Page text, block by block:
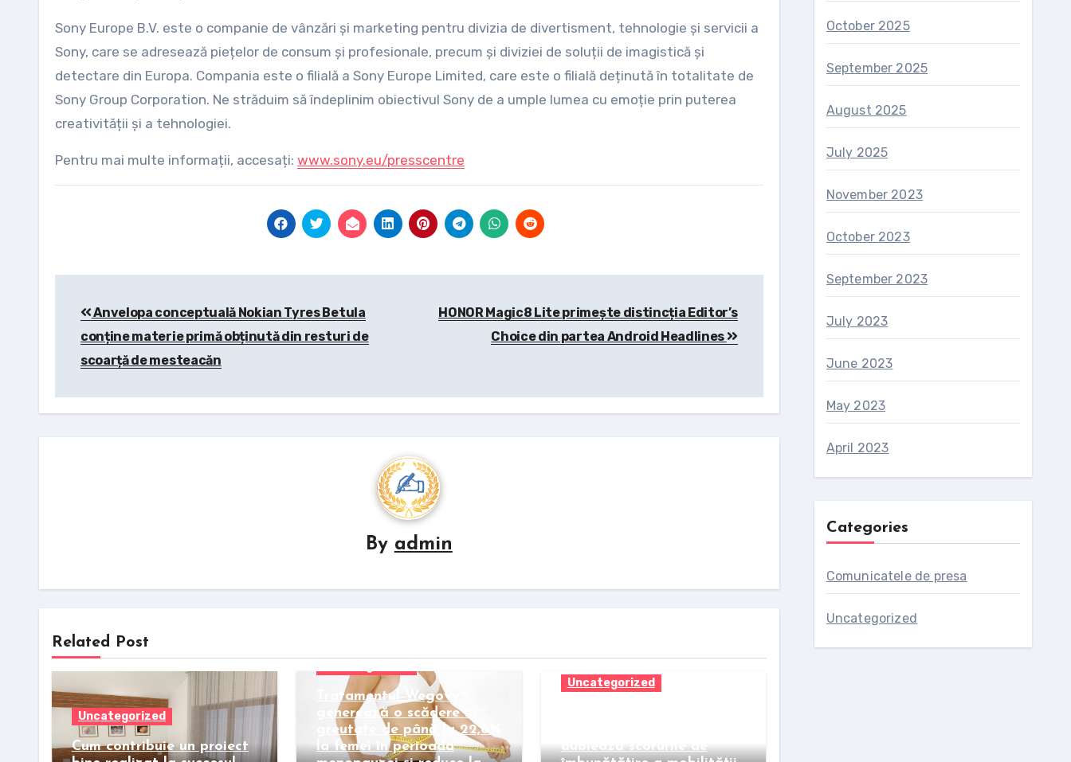
Sony Europe B.V. este o companie de vânzări și marketing pentru divizia de divertisment, tehnologie și servicii a
Sony, care se adresează piețelor de consum și profesionale, precum și diviziei de soluții de imagistică și
detectare din Europa. Compania este o filială a Sony Europe Limited, care este o filială deținută în totalitate de
Sony Group Corporation. Ne străduim să îndeplinim obiectivul Sony de a umple lumea cu emoție prin puterea
creativității și a tehnologiei.
Pentru mai multe informații, accesați: www.sony.eu/presscentre
navigation
Anvelopa conceptuală Nokian Tyres Betula
conține materie primă obținută din resturi de
scoarță de mesteacăn
HONOR Magic8 Lite primește distincția Editor’s
Choice din partea Android Headlines
By admin
Related Post
Uncategorized
Cum contribuie un proiect
Tratamentul Wegovy®
generează o scădere în
greutate de până la 22,6%
la femei în perioada
Uncategorized
dublează scorurile de
October 2025
September 2025
August 2025
July 2025
November 2023
October 2023
September 2023
July 2023
June 2023
May 2023
April 2023
Categories
Comunicatele de presa
Uncategorized